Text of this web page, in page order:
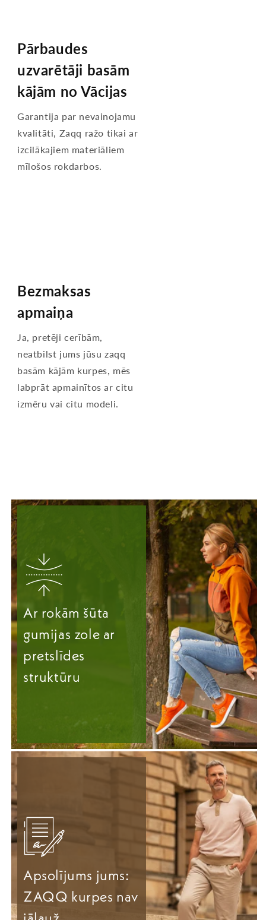
Pārbaudes
uzvarētāji basām
kājām no Vācijas
Garantija par nevainojamu
kvalitāti, Zaqq ražo tikai ar
izcilākajiem materiāliem
mīlošos rokdarbos.
Bezmaksas
apmaiņa
Ja, pretēji cerībām,
neatbilst jums jūsu zaqq
basām kājām kurpes, mēs
labprāt apmainītos ar citu
izmēru vai citu modeli.
Ar rokām šūta
gumijas zole ar
pretslīdes
struktūru
Apsolījums jums:
ZAQQ kurpes nav